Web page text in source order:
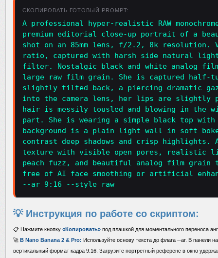
СКОПИРОВАТЬ ГОТОВЫЙ PROMPT:
A professional hyper-realistic RAW
premium editorial close-up portrait of a
shot on an 85mm lens, f/2.2, 8k resolution.
ratio, captured with harsh side natural
filter. Nostalgic black and white analog
large raw film grain. She is captured half-
slightly tilted back, a piercing dramatic
into the camera lens, her lips are slightly
hair is messily tousled and blowing in the
part. She is wearing a simple black top
background is a plain light wall in soft
contrast deep shadows and crisp highlights.
texture with visible open pores, realistic
peach fuzz, and beautiful analog film grain
free of AI face smoothing or artificial
--ar 9:16 --style raw
💡 Инструкция по работе со скриптом:
📋 Нажмите кнопку «Копировать» под плашкой для моментального переноса
🚀 В Nano Banana 2 & Pro: Используйте основу текста до флага --ar. В панели
вертикальный формат кадра 9:16. Загрузите портретный референс в окно